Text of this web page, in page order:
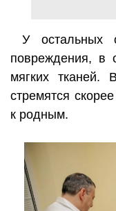
У остальных
повреждения, в
мягких тканей.
стремятся
к родным.